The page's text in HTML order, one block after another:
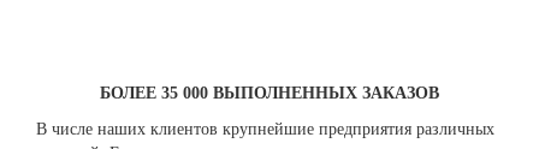
БОЛЕЕ 35 000 ВЫПОЛНЕННЫХ ЗАКАЗОВ
В числе наших клиентов крупнейшие предприятия различных